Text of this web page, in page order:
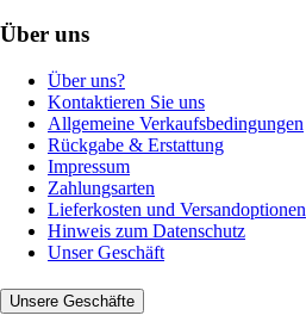
Über uns
Über uns?
Kontaktieren Sie uns
Allgemeine Verkaufsbedingungen
Rückgabe & Erstattung
Impressum
Zahlungsarten
Lieferkosten und Versandoptionen
Hinweis zum Datenschutz
Unser Geschäft
Unsere Geschäfte